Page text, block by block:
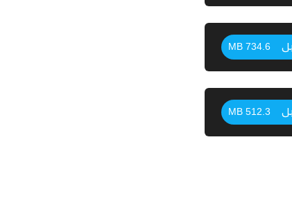
734.6 MB
512.3 MB